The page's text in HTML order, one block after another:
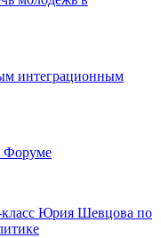
интеграционным
Форуме
класс Юрия Шевцова по